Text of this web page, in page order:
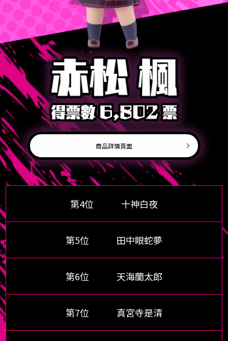
商品詳情頁面
第4位 十神白夜
第5位 田中眼蛇夢
第6位 天海蘭太郎
第7位 真宮寺是清